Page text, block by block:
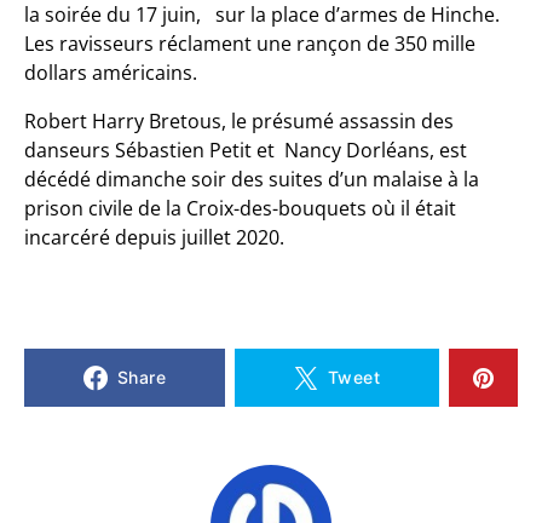
la soirée du 17 juin, sur la place d’armes de Hinche.
Les ravisseurs réclament une rançon de 350 mille
dollars américains.
Robert Harry Bretous, le présumé assassin des
danseurs Sébastien Petit et Nancy Dorléans, est
décédé dimanche soir des suites d’un malaise à la
prison civile de la Croix-des-bouquets où il était
incarcéré depuis juillet 2020.
Share Tweet